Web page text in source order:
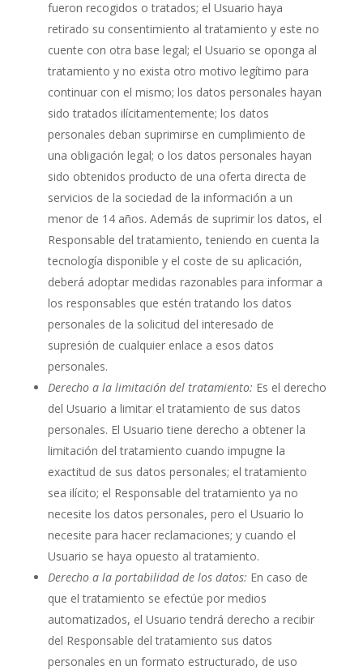
fueron recogidos o tratados; el Usuario haya
retirado su consentimiento al tratamiento y este no
cuente con otra base legal; el Usuario se oponga al
tratamiento y no exista otro motivo legítimo para
continuar con el mismo; los datos personales hayan
sido tratados ilícitamentemente; los datos
personales deban suprimirse en cumplimiento de
una obligación legal; o los datos personales hayan
sido obtenidos producto de una oferta directa de
servicios de la sociedad de la información a un
menor de 14 años. Además de suprimir los datos, el
Responsable del tratamiento, teniendo en cuenta la
tecnología disponible y el coste de su aplicación,
deberá adoptar medidas razonables para informar a
los responsables que estén tratando los datos
personales de la solicitud del interesado de
supresión de cualquier enlace a esos datos
personales.
Derecho a la limitación del tratamiento: Es el derecho
del Usuario a limitar el tratamiento de sus datos
personales. El Usuario tiene derecho a obtener la
limitación del tratamiento cuando impugne la
exactitud de sus datos personales; el tratamiento
sea ilícito; el Responsable del tratamiento ya no
necesite los datos personales, pero el Usuario lo
necesite para hacer reclamaciones; y cuando el
Usuario se haya opuesto al tratamiento.
Derecho a la portabilidad de los datos: En caso de
que el tratamiento se efectúe por medios
automatizados, el Usuario tendrá derecho a recibir
del Responsable del tratamiento sus datos
personales en un formato estructurado, de uso